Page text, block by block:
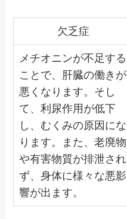
欠乏症
メチオニンが不足する
ことで、肝臓の働きが
悪くなります。そし
て、利尿作用が低下
し、むくみの原因にな
ります。また、老廃物
や有害物質が排泄され
ず、身体に様々な悪影
響が出ます。